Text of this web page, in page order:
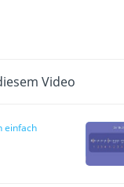
Video
einfach